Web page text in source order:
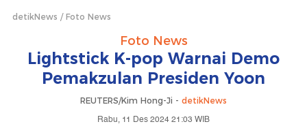
detikNews Foto News
Foto News
Lightstick K-pop Warnai Demo
Pemakzulan Presiden Yoon
REUTERS/Kim Hong-Ji - detikNews
Rabu, 11 Des 2024 21:03 WIB